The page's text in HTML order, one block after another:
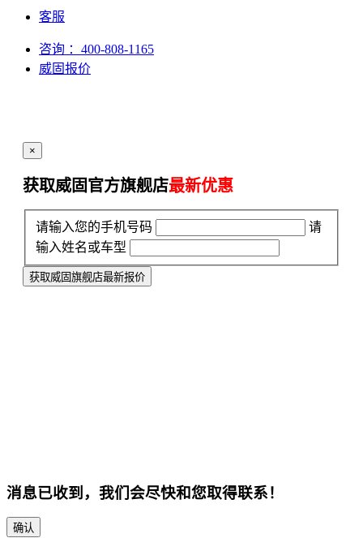
客服
咨询 ：400-808-1165
威固报价
×
获取威固官方旗舰店最新优惠
请输入您的手机号码
请
输入姓名或车型
获取威固旗舰店最新报价
消息已收到，我们会尽快和您取得联系！
确认